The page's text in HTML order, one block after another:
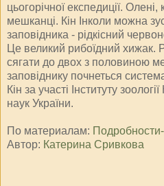
цьогорічної експедиції. Олені,
мешканці. Кін Інколи можна
заповідника - рідкісний
Це великий рибоїдний хижак.
сягати до двох з половиною
заповіднику почнеться
Кін за участі Інституту
наук України.
По материалам:
Автор: Катерина Сривкова